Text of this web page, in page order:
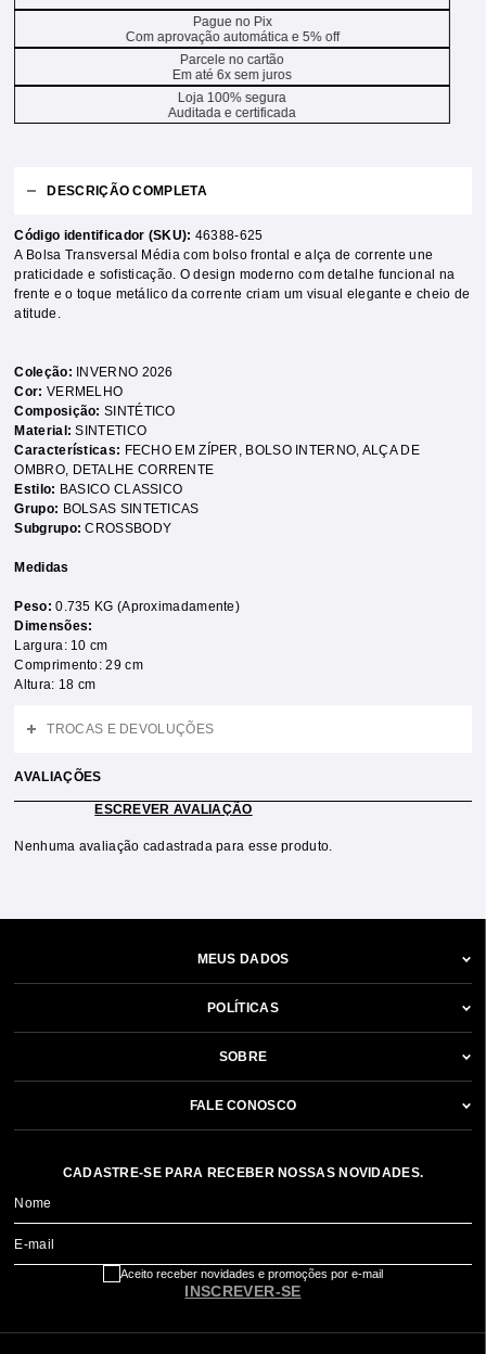
Pague no Pix
Com aprovação automática e 5% off
Parcele no cartão
Em até 6x sem juros
Loja 100% segura
Auditada e certificada
DESCRIÇÃO COMPLETA
Código identificador (SKU): 46388-625
A Bolsa Transversal Média com bolso frontal e alça de corrente une
praticidade e sofisticação. O design moderno com detalhe funcional na
frente e o toque metálico da corrente criam um visual elegante e cheio de
atitude.
Coleção:
INVERNO 2026
Cor: VERMELHO
Composição:SINTÉTICO
Material:SINTETICO
Características: FECHO EM ZÍPER , BOLSO INTERNO, ALÇA DE
OMBRO, DETALHE CORRENTE
Estilo: BASICO CLASSICO
Grupo: BOLSAS SINTETICAS
Subgrupo:CROSSBODY
Medidas
Peso:0.735 KG (Aproximadamente)
Dimensões:
Largura: 10 cm
Comprimento: 29 cm
Altura: 18 cm
TROCAS E DEVOLUÇÕES
AVALIAÇÕES
ESCREVER AVALIAÇÃO
Nenhuma avaliação cadastrada para esse produto.
MEUS DADOS
POLÍTICAS
SOBRE
FALE CONOSCO
CADASTRE-SE PARA RECEBER NOSSAS NOVIDADES.
Nome
E-mail
INSCREVER-SE
Aceito receber novidades e promoções por e-mail